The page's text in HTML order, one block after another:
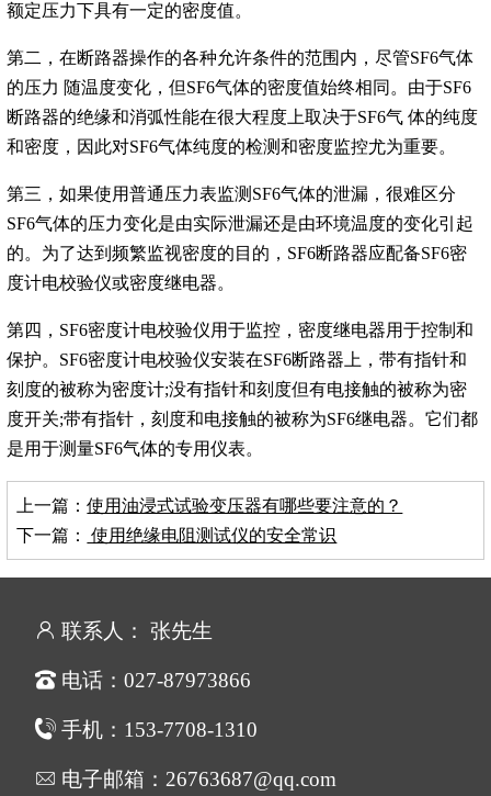
额定压力下具有一定的密度值。
第二，在断路器操作的各种允许条件的范围内，尽管SF6气体
的压力 随温度变化，但SF6气体的密度值始终相同。由于SF6
断路器的绝缘和消弧性能在很大程度上取决于SF6气 体的纯度
和密度，因此对SF6气体纯度的检测和密度监控尤为重要。
第三，如果使用普通压力表监测SF6气体的泄漏，很难区分
SF6气体的压力变化是由实际泄漏还是由环境温度的变化引起
的。为了达到频繁监视密度的目的，SF6断路器应配备SF6密
度计电校验仪或密度继电器。
第四，SF6密度计电校验仪用于监控，密度继电器用于控制和
保护。SF6密度计电校验仪安装在SF6断路器上，带有指针和
刻度的被称为密度计;没有指针和刻度但有电接触的被称为密
度开关;带有指针，刻度和电接触的被称为SF6继电器。它们都
是用于测量SF6气体的专用仪表。
上一篇：使用油浸式试验变压器有哪些要注意的？
下一篇：
使用绝缘电阻测试仪的安全常识
联系人： 张先生
电话：027-87973866
手机：153-7708-1310
电子邮箱：26763687@qq.com